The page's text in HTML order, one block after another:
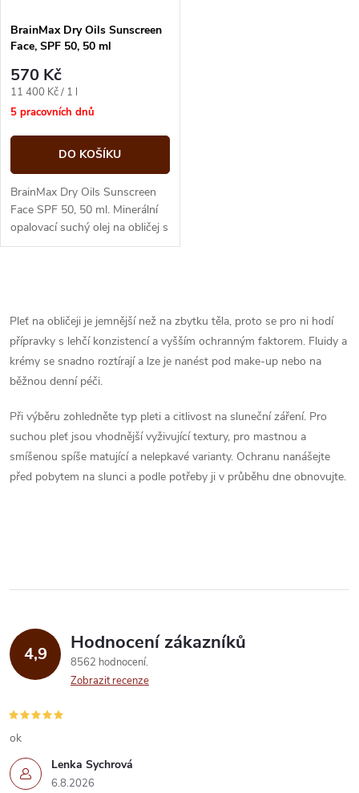
p
r
o
d
u
k
ů
s
p
r
o
d
u
ů
BrainMax Dry Oils Sunscreen
Face, SPF 50, 50 ml
570 Kč
Měrná
cena:
11 400 Kč / 1 l
5 pracovních dnů
DO KOŠÍKU
BrainMax Dry Oils Sunscreen
Face SPF 50, 50 ml. Minerální
opalovací suchý olej na obličej s
velmi vysokou ochranou
v
l
á
d
a
c
r
k
y
v
ý
p
Pleť na obličeji je jemnější než na zbytku těla, proto se pro ni hodí
přípravky s lehčí konzistencí a vyšším ochranným faktorem. Fluidy a
krémy se snadno roztírají a lze je nanést pod make-up nebo na
běžnou denní péči.
Při výběru zohledněte typ pleti a citlivost na sluneční záření. Pro
suchou pleť jsou vhodnější vyživující textury, pro mastnou a
smíšenou spíše matující a nelepkavé varianty. Ochranu nanášejte
před pobytem na slunci a podle potřeby ji v průběhu dne obnovujte.
4,9 Hodnocení zákazníků
8562 hodnocení
Zobrazit recenze
Lenka Sychrová
6.8.2026
ok